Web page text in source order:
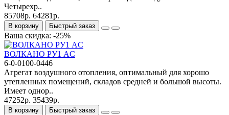
Четырехр..
85708р. 64281р.
В корзину Быстрый заказ
Ваша скидка: -25%
ВОЛКАНО РУ1 AC
6-0-0100-0446
Агрегат воздушного отопления, оптимальный для хорошо
утепленных помещений, складов средней и большой высоты.
Имеет однор..
47252р. 35439р.
В корзину Быстрый заказ